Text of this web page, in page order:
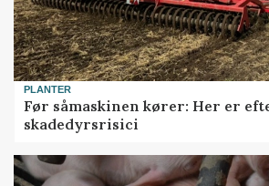
PLANTER
Før såmaskinen kører: Her er
skadedyrsrisici